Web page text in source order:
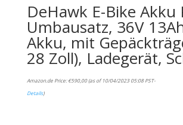
DeHawk E-Bike Akku
Umbausatz, 36V
Akku, mit
28 Zoll), Ladegerät,
Amazon.de Price:€590,00(as of 10/04/2023 05:08 PST-
Details)